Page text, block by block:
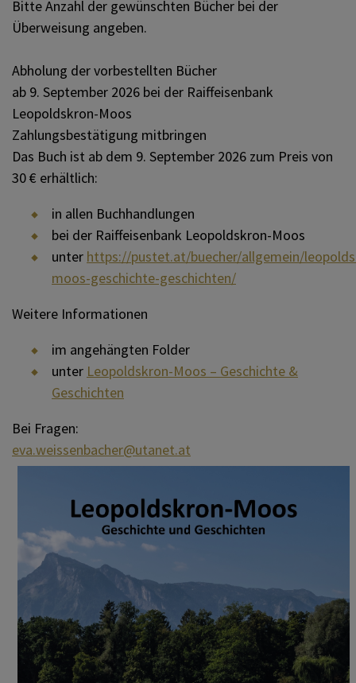
Bitte Anzahl der gewünschten Bücher bei der
Überweisung angeben.
Abholung der vorbestellten Bücher
ab 9. September 2026 bei der Raiffeisenbank
Leopoldskron-Moos
Zahlungsbestätigung mitbringen
Das Buch ist ab dem 9. September 2026 zum Preis von
30 € erhältlich:
in allen Buchhandlungen
bei der Raiffeisenbank Leopoldskron-Moos
unter https://pustet.at/buecher/allgemein/
moos-geschichte-geschichten/
Weitere Informationen
im angehängten Folder
unter Leopoldskron-Moos – Geschichte &
Geschichten
Bei Fragen:
eva.weissenbacher@utanet.at